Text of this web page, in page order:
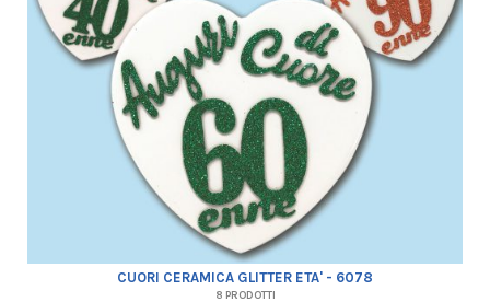
CUORI CERAMICA GLITTER ETA' - 6078
8 PRODOTTI